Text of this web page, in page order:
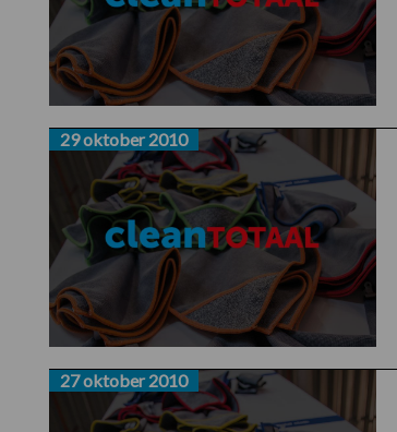
29 oktober 2010
27 oktober 2010